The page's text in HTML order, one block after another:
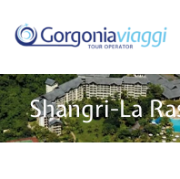
contenuto
Shangri-La